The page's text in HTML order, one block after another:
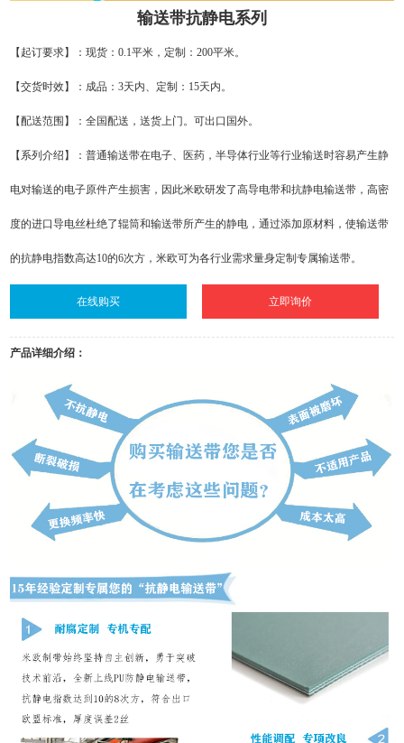
输送带抗静电系列
【起订要求】：现货：0.1平米，定制：200平米。
【交货时效】：成品：3天内、定制：15天内。
【配送范围】：全国配送，送货上门。可出口国外。
【系列介绍】：普通输送带在电子、医药，半导体行业等行业输送时容易产生静
电对输送的电子原件产生损害，因此米欧研发了高导电带和抗静电输送带，高密
度的进口导电丝杜绝了辊筒和输送带所产生的静电，通过添加原材料，使输送带
的抗静电指数高达10的6次方，米欧可为各行业需求量身定制专属输送带。
在线购买 立即询价
产品详细介绍：